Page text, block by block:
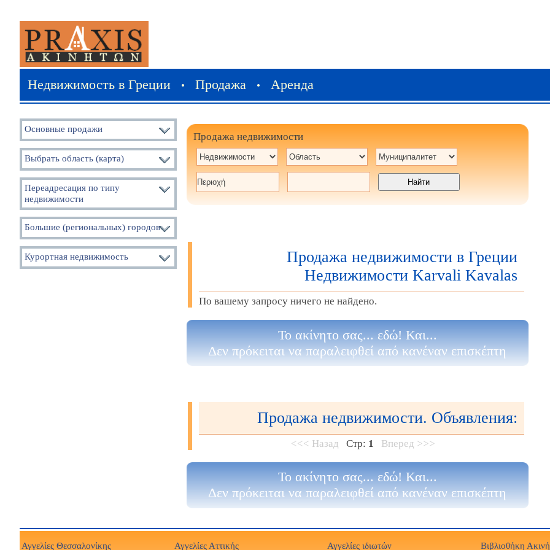
Недвижимость в Греции• Продажа • Аренда
Основные продажи
Выбрать область (карта)
Переадресация по типу
недвижимости
Большие (региональных) городов
Курортная недвижимость
Продажа недвижимости
Продажа недвижимости в Греции
Недвижимости Karvali Kavalas
По вашему запросу ничего не найдено.
Το ακίνητο σας... εδώ! Και...
Δεν πρόκειται να παραλειφθεί από κανέναν επισκέπτη
Продажа недвижимости. Объявления:
<<< Назад Стр: 1 Вперед >>>
Το ακίνητο σας... εδώ! Και...
Δεν πρόκειται να παραλειφθεί από κανέναν επισκέπτη
Αγγελίες Θεσσαλονίκης Αγγελίες Αττικής Αγγελίες ιδιωτών Βιβλιοθήκη